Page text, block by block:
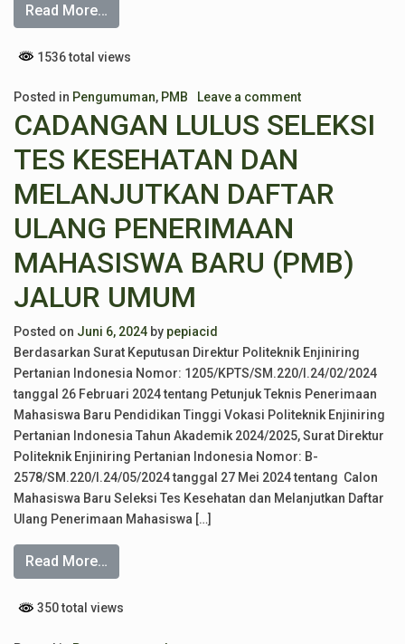
Read More…
1536 total views
Posted in Pengumuman, PMB Leave a comment
CADANGAN LULUS SELEKSI
TES KESEHATAN DAN
MELANJUTKAN DAFTAR
ULANG PENERIMAAN
MAHASISWA BARU (PMB)
JALUR UMUM
Posted on Juni 6, 2024 by pepiacid
Berdasarkan Surat Keputusan Direktur Politeknik Enjiniring
Pertanian Indonesia Nomor: 1205/KPTS/SM.220/I.24/02/2024
tanggal 26 Februari 2024 tentang Petunjuk Teknis Penerimaan
Mahasiswa Baru Pendidikan Tinggi Vokasi Politeknik Enjiniring
Pertanian Indonesia Tahun Akademik 2024/2025, Surat Direktur
Politeknik Enjiniring Pertanian Indonesia Nomor: B-
2578/SM.220/I.24/05/2024 tanggal 27 Mei 2024 tentang Calon
Mahasiswa Baru Seleksi Tes Kesehatan dan Melanjutkan Daftar
Ulang Penerimaan Mahasiswa […]
Read More…
350 total views